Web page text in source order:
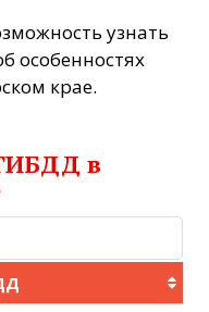
узнать
особенностях
крае.
в